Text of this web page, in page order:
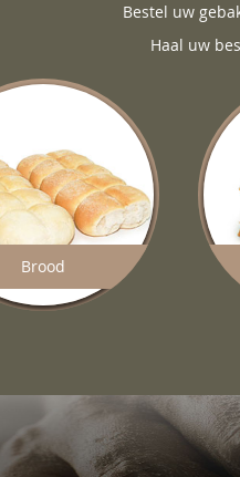
Bestel uw
Haal uw
Brood